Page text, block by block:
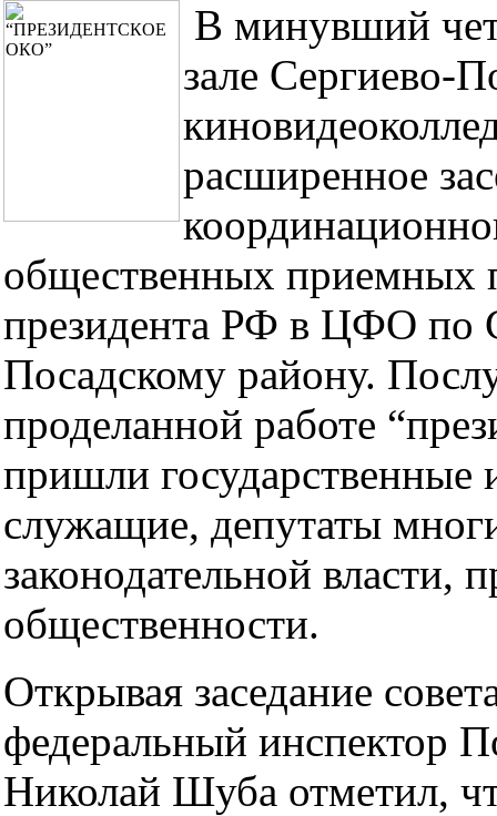
В минувший
зале Сергиево-
расширенное
общественных приемных
президента РФ в ЦФО по
Посадскому району.
проделанной работе
пришли
служащие, депутаты
законодательной власти,
общественности.
Открывая заседание
федеральный инспектор
Николай Шуба отметил,